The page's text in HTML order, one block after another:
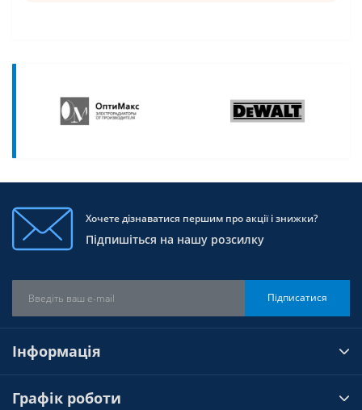
Хочете дізнаватися першим про акції і знижки?
Підпишіться на нашу розсилку
Підписатися
Інформація
Графік роботи